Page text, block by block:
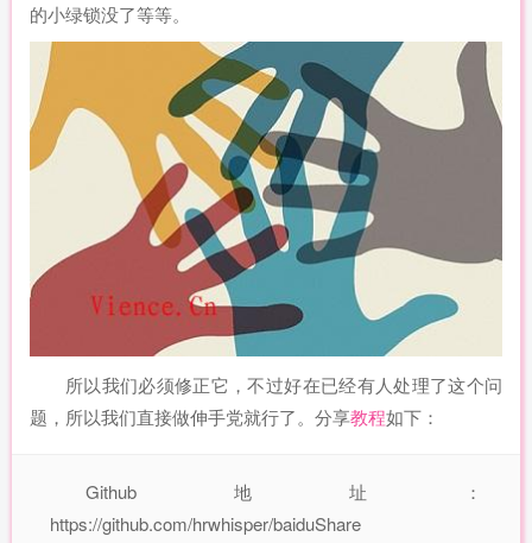
的小绿锁没了等等。
所以我们必须修正它，不过好在已经有人处理了这个问
题，所以我们直接做伸手党就行了。分享教程如下：
Github地址：
https://github.com/hrwhisper/baiduShare